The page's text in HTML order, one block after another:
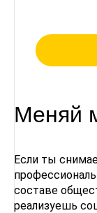
Меняй
Если ты
составе
реализуешь